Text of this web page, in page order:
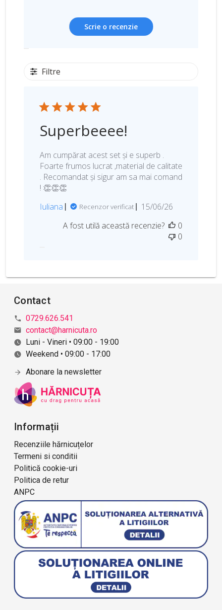
Scrie o recenzie
Filtre
Superbeeee!
Am cumpărat acest set și e superb .
Foarte frumos lucrat ,material de calitate
. Recomandat și sigur am sa mai comand
! 👏👏👏
Iuliana
Recenzor verificat
D
t
15/06/26
A fost utilă această recenzie?
0
0
Contact
0729.626.541
contact@harnicuta.ro
Luni - Vineri • 09:00 - 19:00
Weekend • 09:00 - 17:00
Abonare la newsletter
Informații
Recenziile hărnicuțelor
Termeni si conditii
Politică cookie-uri
Politica de retur
ANPC